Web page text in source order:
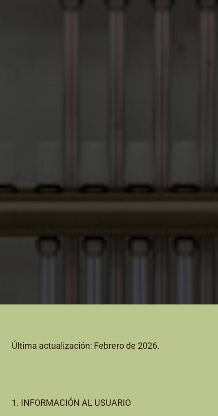
Última actualización: Febrero de 2026.
1. INFORMACIÓN AL USUARIO